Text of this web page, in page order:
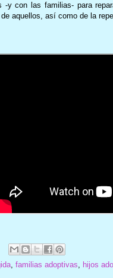
-y con las familias- para
aquellos, así como de la
, familias adoptivas, hijos